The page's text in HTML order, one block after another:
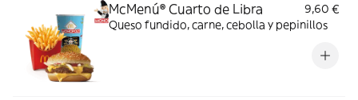
McMenú® Cuarto de Libra
9,60 €
Queso fundido, carne, cebolla y pepinillos